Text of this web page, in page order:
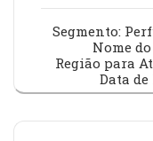
Segmento:
Nome
Região para
Data de